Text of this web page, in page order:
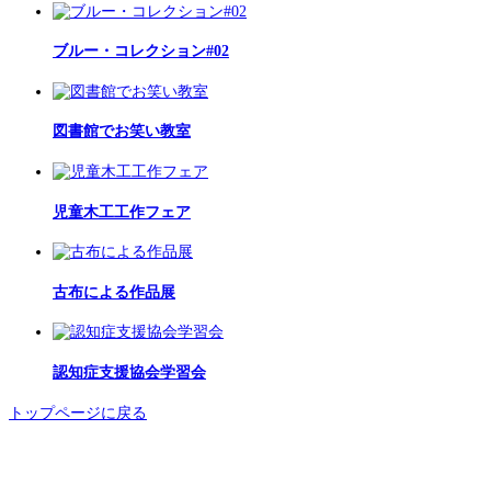
ブルー・コレクション#02
図書館でお笑い教室
児童木工工作フェア
古布による作品展
認知症支援協会学習会
トップページに戻る